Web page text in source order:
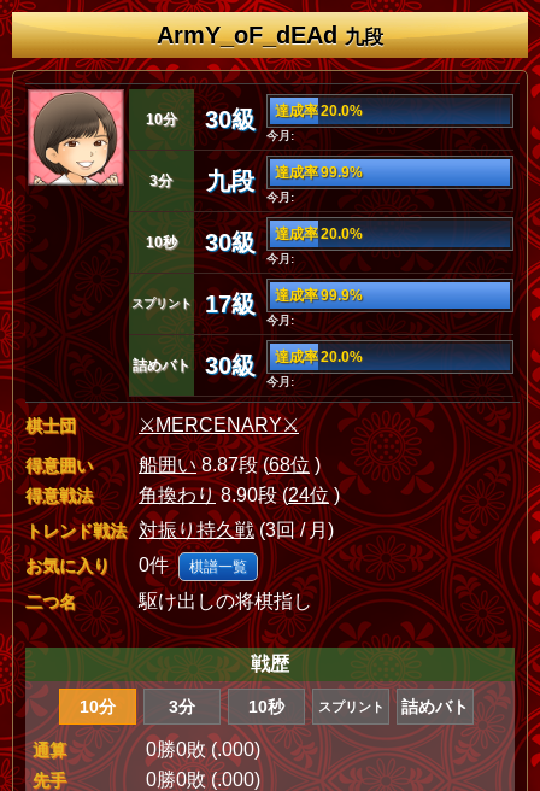
ArmY_oF_dEAd九段
10分 30級 達成率 20.0%
今月:
3分 九段 達成率 99.9%
今月:
10秒 30級 達成率 20.0%
今月:
スプリント 17級 達成率 99.9%
今月:
詰めバト 30級 達成率 20.0%
今月:
棋士団 ⚔️MERCENARY⚔️
得意囲い 船囲い8.87段 (68位)
得意戦法 角換わり8.90段 (24位)
トレンド戦法 対振り持久戦(3回 / 月)
お気に入り 0件 棋譜一覧
二つ名 駆け出しの将棋指し
戦歴
10分 3分 10秒 スプリント 詰めバト
通算 0勝0敗 (.000)
先手 0勝0敗 (.000)